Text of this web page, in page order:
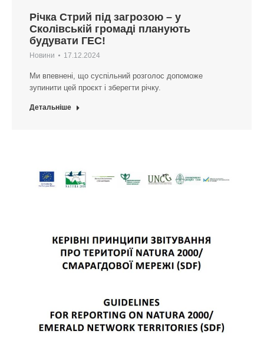
Річка Стрий під загрозою – у
Сколівській громаді планують
будувати ГЕС!
Новини 17.12.2024
Ми впевнені, що суспільний розголос допоможе
зупинити цей проєкт і зберегти річку.
Детальніше